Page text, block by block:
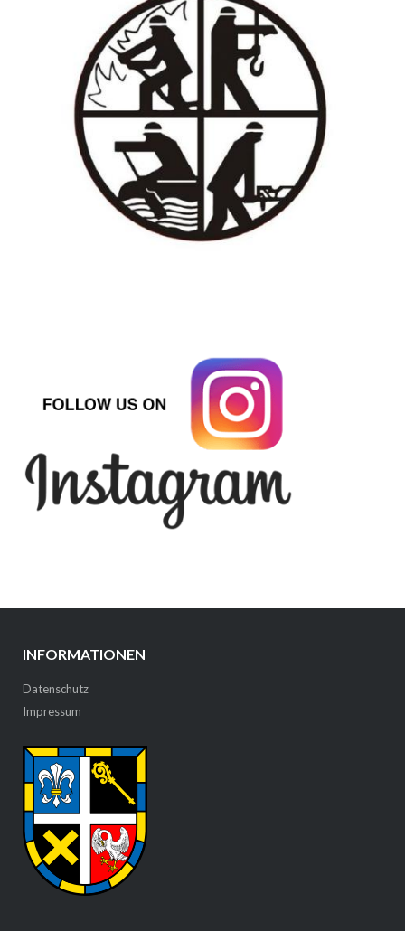
INFORMATIONEN
Datenschutz
Impressum